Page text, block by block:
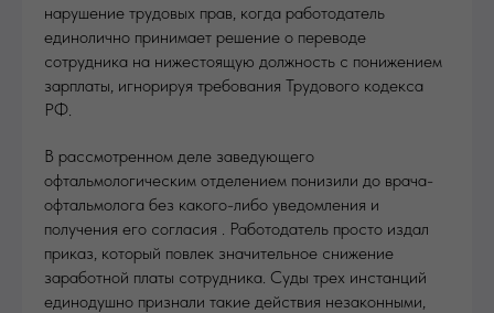
нарушение трудовых прав, когда работодатель
единолично принимает решение о переводе
сотрудника на нижестоящую должность с понижением
зарплаты, игнорируя требования Трудового кодекса
РФ.
В рассмотренном деле заведующего
офтальмологическим отделением понизили до врача-
офтальмолога без какого-либо уведомления и
получения его согласия . Работодатель просто издал
приказ, который повлек значительное снижение
заработной платы сотрудника. Суды трех инстанций
единодушно признали такие действия незаконными,